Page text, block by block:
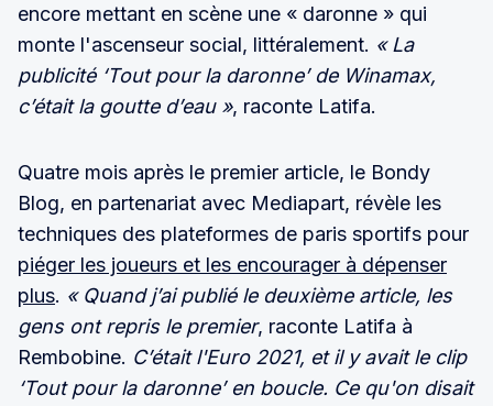
encore mettant en scène une « daronne » qui
monte l'ascenseur social, littéralement. « La
publicité ‘Tout pour la daronne’ de Winamax,
c’était la goutte d’eau », raconte Latifa.
Quatre mois après le premier article, le Bondy
Blog, en partenariat avec Mediapart, révèle les
techniques des plateformes de paris sportifs pour
piéger les joueurs et les encourager à dépenser
plus. « Quand j’ai publié le deuxième article, les
gens ont repris le premier, raconte Latifa à
Rembobine. C’était l'Euro 2021, et il y avait le clip
‘Tout pour la daronne’ en boucle. Ce qu'on disait